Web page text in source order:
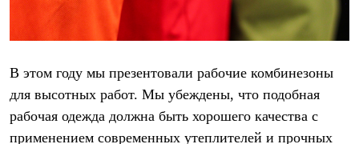
В этом году мы презентовали рабочие комбинезоны
для высотных работ. Мы убеждены, что подобная
рабочая одежда должна быть хорошего качества с
применением современных утеплителей и прочных